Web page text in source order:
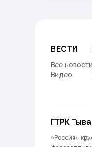
ВЕСТИ
Все новости
Видео
ГТРК
«Россия»